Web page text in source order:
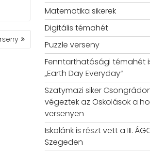
Matematika sikerek
Digitális témahét
Puzzle verseny
Fenntarthatósági témahét
„Earth Day Everyday”
Szatymazi siker
végeztek az Oskolások a
versenyen
Iskolánk is részt vett a III.
Szegeden